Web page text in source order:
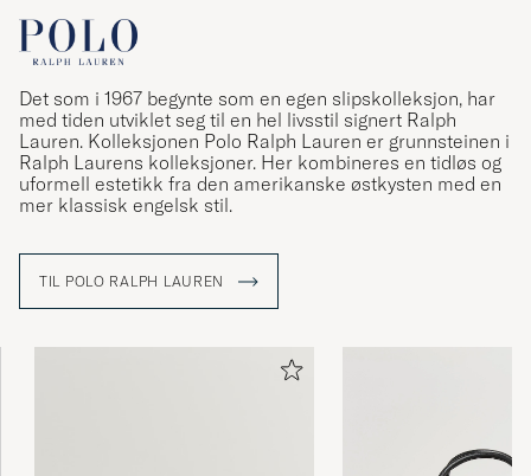
Det som i 1967 begynte som en egen slipskolleksjon, har
med tiden utviklet seg til en hel livsstil signert Ralph
Lauren. Kolleksjonen Polo Ralph Lauren er grunnsteinen i
Ralph Laurens kolleksjoner. Her kombineres en tidløs og
uformell estetikk fra den amerikanske østkysten med en
mer klassisk engelsk stil.
TIL POLO RALPH LAUREN